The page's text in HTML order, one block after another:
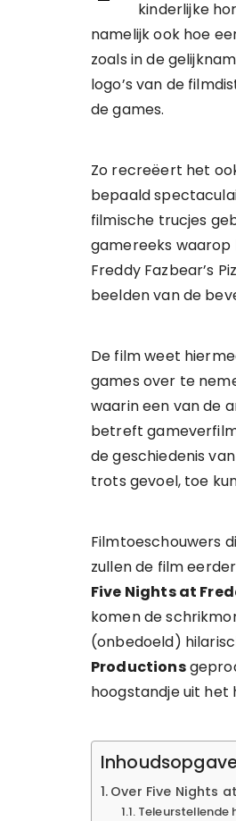
kinderlijke
namelijk ook hoe
zoals in de
logo’s van de
de games.
Zo recreëert het
bepaald
filmische trucjes
gamereeks waarop
Freddy Fazbear’s
beelden van de
De film weet
games over te
waarin een van de
betreft
de geschiedenis
trots gevoel, toe
Filmtoeschouwers
zullen de film
Five Nights at
komen de
(onbedoeld)
Productions
hoogstandje uit het
Over Five Nights
Teleurstellende